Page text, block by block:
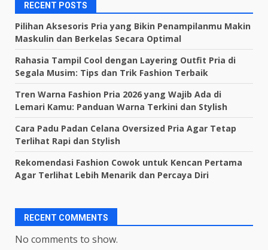
RECENT POSTS
Pilihan Aksesoris Pria yang Bikin Penampilanmu Makin
Maskulin dan Berkelas Secara Optimal
Rahasia Tampil Cool dengan Layering Outfit Pria di
Segala Musim: Tips dan Trik Fashion Terbaik
Tren Warna Fashion Pria 2026 yang Wajib Ada di
Lemari Kamu: Panduan Warna Terkini dan Stylish
Cara Padu Padan Celana Oversized Pria Agar Tetap
Terlihat Rapi dan Stylish
Rekomendasi Fashion Cowok untuk Kencan Pertama
Agar Terlihat Lebih Menarik dan Percaya Diri
RECENT COMMENTS
No comments to show.